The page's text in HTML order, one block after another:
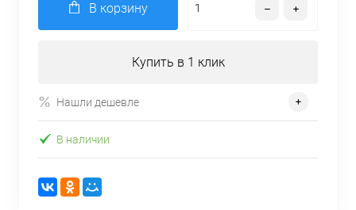
В корзину
Купить в 1 клик
Нашли дешевле
В наличии